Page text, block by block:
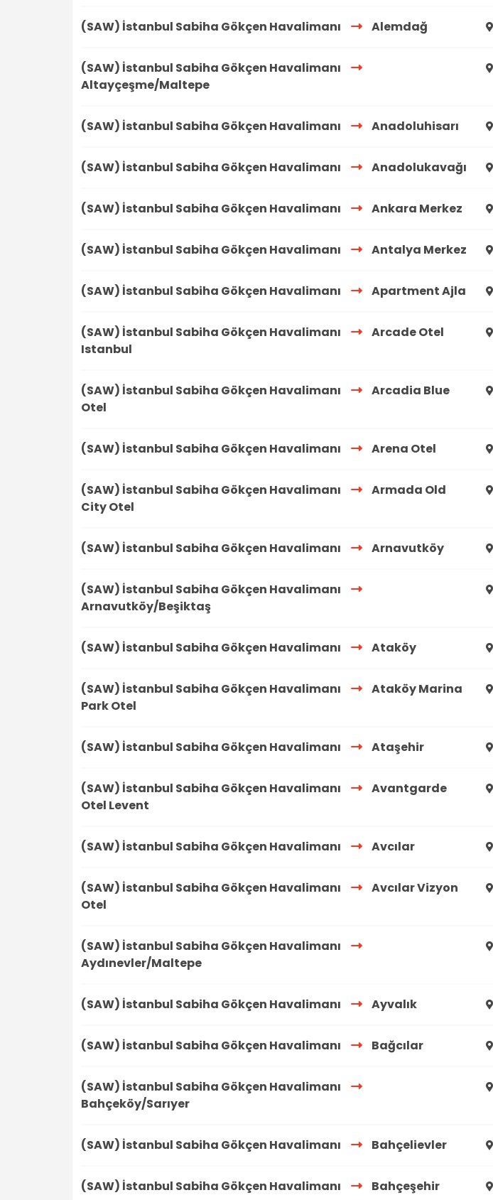
(SAW) İstanbul Sabiha Gökçen Havalimanı Alemdağ
(SAW) İstanbul Sabiha Gökçen Havalimanı
Altayçeşme/Maltepe
(SAW) İstanbul Sabiha Gökçen Havalimanı Anadoluhisarı
(SAW) İstanbul Sabiha Gökçen Havalimanı Anadolukavağı
(SAW) İstanbul Sabiha Gökçen Havalimanı Ankara Merkez
(SAW) İstanbul Sabiha Gökçen Havalimanı Antalya Merkez
(SAW) İstanbul Sabiha Gökçen Havalimanı Apartment Ajla
(SAW) İstanbul Sabiha Gökçen Havalimanı
Arcade Otel
Istanbul
(SAW) İstanbul Sabiha Gökçen Havalimanı
Arcadia Blue
Otel
(SAW) İstanbul Sabiha Gökçen Havalimanı Arena Otel
(SAW) İstanbul Sabiha Gökçen Havalimanı
Armada Old
City Otel
(SAW) İstanbul Sabiha Gökçen Havalimanı Arnavutköy
(SAW) İstanbul Sabiha Gökçen Havalimanı
Arnavutköy/Beşiktaş
(SAW) İstanbul Sabiha Gökçen Havalimanı Ataköy
(SAW) İstanbul Sabiha Gökçen Havalimanı
Ataköy Marina
Park Otel
(SAW) İstanbul Sabiha Gökçen Havalimanı Ataşehir
(SAW) İstanbul Sabiha Gökçen Havalimanı
Avantgarde
Otel Levent
(SAW) İstanbul Sabiha Gökçen Havalimanı Avcılar
(SAW) İstanbul Sabiha Gökçen Havalimanı
Avcılar Vizyon
Otel
(SAW) İstanbul Sabiha Gökçen Havalimanı
Aydınevler/Maltepe
(SAW) İstanbul Sabiha Gökçen Havalimanı Ayvalık
(SAW) İstanbul Sabiha Gökçen Havalimanı Bağcılar
(SAW) İstanbul Sabiha Gökçen Havalimanı
Bahçeköy/Sarıyer
(SAW) İstanbul Sabiha Gökçen Havalimanı Bahçelievler
(SAW) İstanbul Sabiha Gökçen Havalimanı Bahçeşehir